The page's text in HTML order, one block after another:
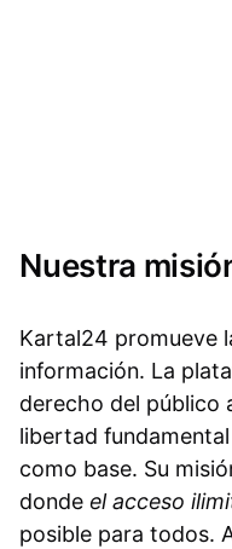
Nuestra
Kartal24 promueve
información. La
derecho del público
libertad
como base. Su
dondeel acceso
posible para todos.